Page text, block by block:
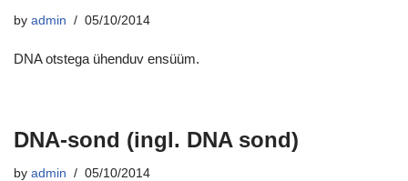
by admin 05/10/2014
DNA otstega ühenduv ensüüm.
DNA-sond (ingl. DNA sond)
by admin 05/10/2014